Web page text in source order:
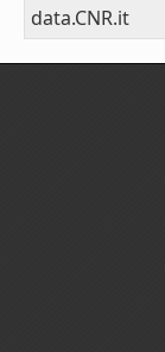
data.CNR.it